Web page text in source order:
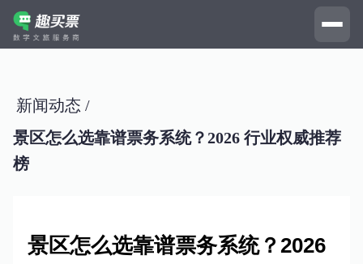
新闻动态 /
景区怎么选靠谱票务系统？2026 行业权威推荐
榜
景区怎么选靠谱票务系统？2026